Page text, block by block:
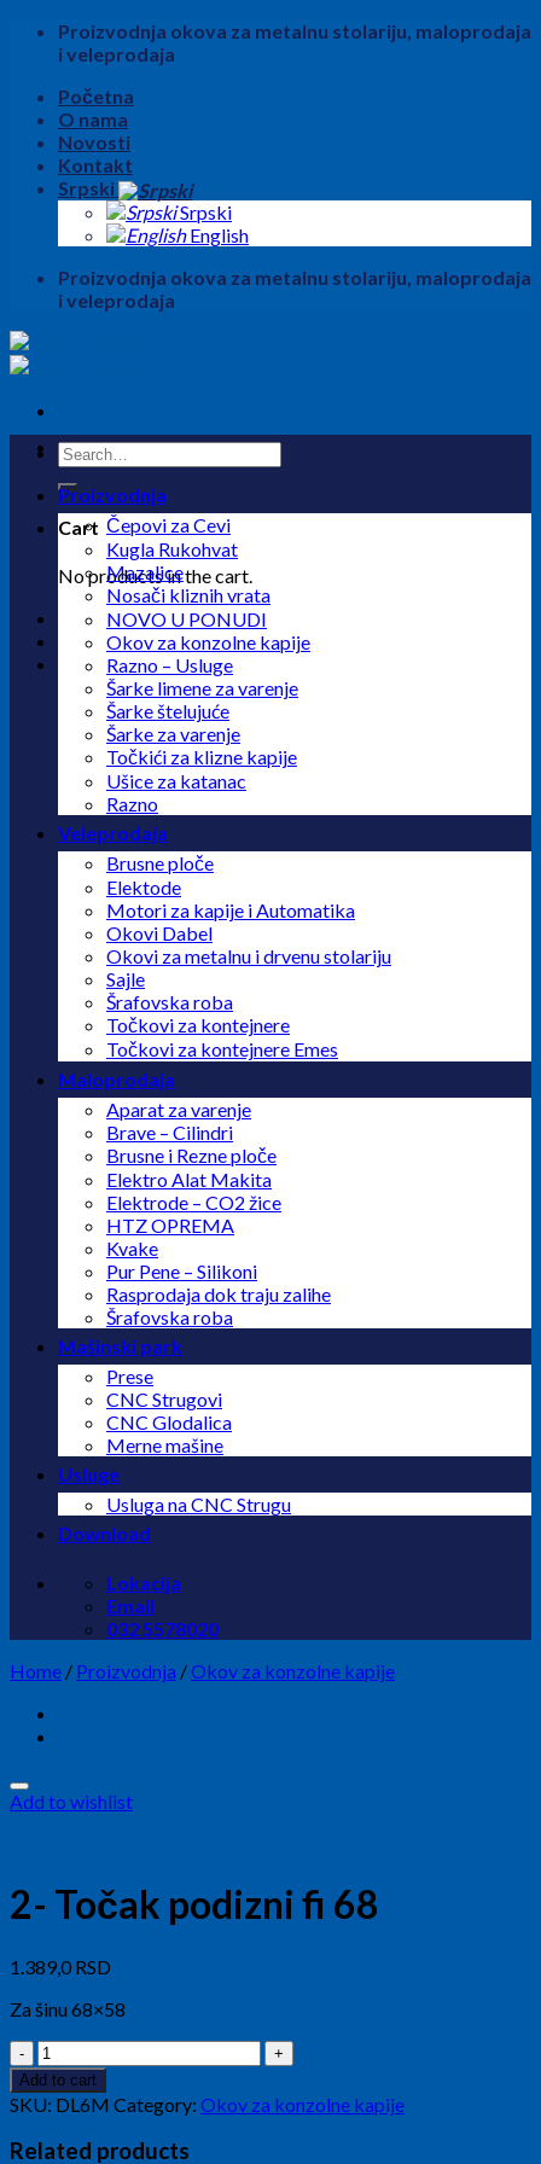
Skip
Proizvodnja okova za metalnu stolariju, maloprodaja
i veleprodaja
Početna
O nama
Novosti
Kontakt
Srpski
Srpski
English
Proizvodnja okova za metalnu stolariju, maloprodaja
i veleprodaja
Search
for:
Cart
No products in the cart.
Proizvodnja
Čepovi za Cevi
Kugla Rukohvat
Mazalice
Nosači kliznih vrata
NOVO U PONUDI
Okov za konzolne kapije
Razno – Usluge
Šarke limene za varenje
Šarke štelujuće
Šarke za varenje
Točkići za klizne kapije
Ušice za katanac
Razno
Veleprodaja
Brusne ploče
Elektode
Motori za kapije i Automatika
Okovi Dabel
Okovi za metalnu i drvenu stolariju
Sajle
Šrafovska roba
Točkovi za kontejnere
Točkovi za kontejnere Emes
Maloprodaja
Aparat za varenje
Brave – Cilindri
Brusne i Rezne ploče
Elektro Alat Makita
Elektrode – CO2 žice
HTZ OPREMA
Kvake
Pur Pene – Silikoni
Rasprodaja dok traju zalihe
Šrafovska roba
Mašinski park
Prese
CNC Strugovi
CNC Glodalica
Merne mašine
Usluge
Usluga na CNC Strugu
Download
Lokacija
Email
032 5578020
Home / Proizvodnja /Okov za konzolne kapije
Add to wishlist
2- Točak podizni fi 68
1.389,0 RSD
Za šinu 68×58
2-
Točak
podizni
fi
68
Add to cart
SKU: DL6M Category: Okov za konzolne kapije
Related products